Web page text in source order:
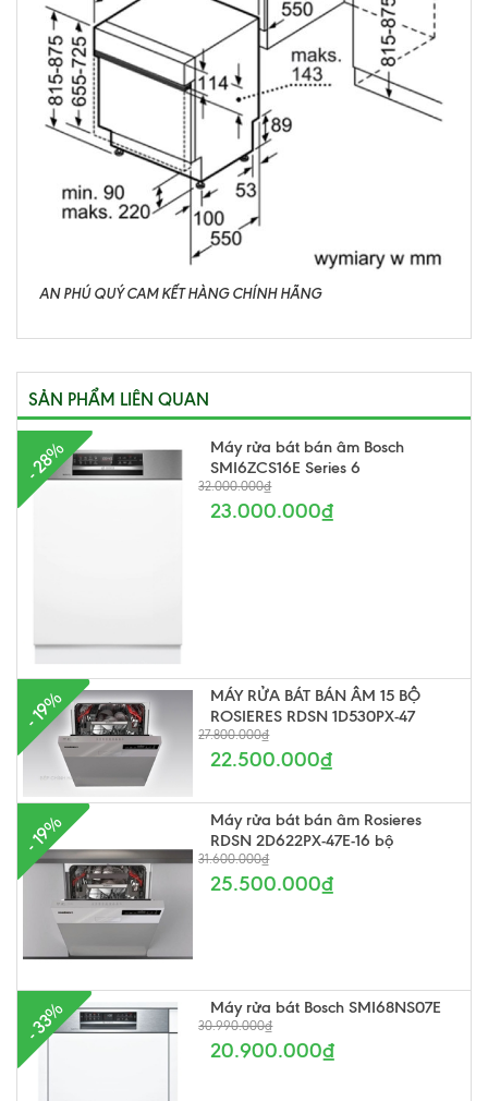
AN PHÚ QUÝ CAM KẾT HÀNG CHÍNH HÃNG
SẢN PHẨM LIÊN QUAN
- 28%
Máy rửa bát bán âm Bosch
SMI6ZCS16E Series 6
32.000.000₫
23.000.000₫
- 19%
MÁY RỬA BÁT BÁN ÂM 15 BỘ
ROSIERES RDSN 1D530PX-47
27.800.000₫
22.500.000₫
- 19%
Máy rửa bát bán âm Rosieres
RDSN 2D622PX-47E-16 bộ
31.600.000₫
25.500.000₫
- 33% Máy rửa bát Bosch SMI68NS07E
30.990.000₫
20.900.000₫